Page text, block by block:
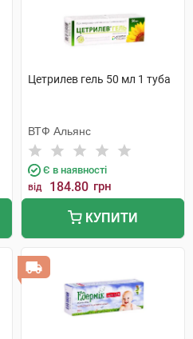
Цетрилев гель 50 мл 1 туба
ВТФ Альянс
Є в наявності
від 184.80 грн
КУПИТИ